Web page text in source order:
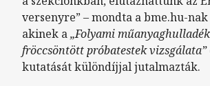
versenyre” – mondta a bme.hu-nak
akinek a„Folyami
fröccsöntött próbatestek vizsgálata”
kutatását különdíjjal jutalmazták.